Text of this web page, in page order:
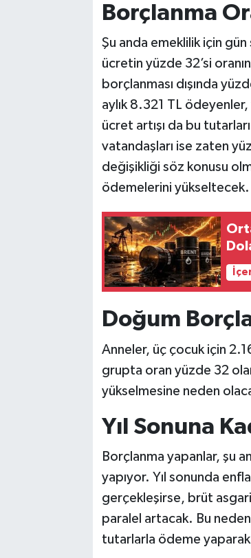
Borçlanma
Şu anda emeklilik için
ücretin yüzde 32’si
borçlanması dışında
aylık 8.321 TL
ücret artışı da bu
vatandaşları ise zaten
değişikliği söz konusu
ödemelerini yükseltecek.
Doğum
Anneler, üç çocuk için
grupta oran yüzde 32
yükselmesine neden
Yıl Sonuna
Borçlanma yapanlar, şu
yapıyor. Yıl sonunda
gerçekleşirse, brüt
paralel artacak. Bu
tutarlarla ödeme